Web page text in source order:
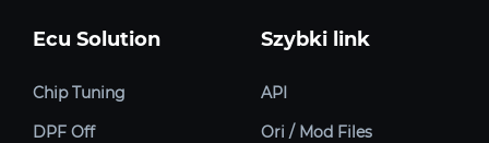
Ecu Solution
Chip Tuning
DPF Off
Szybki link
API
Ori / Mod Files